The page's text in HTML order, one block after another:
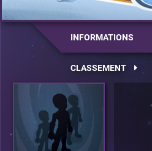
INFORMATIONS
CLASSEMENT